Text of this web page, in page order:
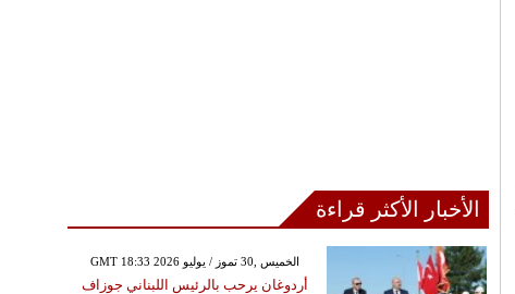
الأخبار الأكثر قراءة
GMT 18:33 2026 الخميس ,30 تموز / يوليو
أردوغان يرحب بالرئيس اللبناني جوزاف